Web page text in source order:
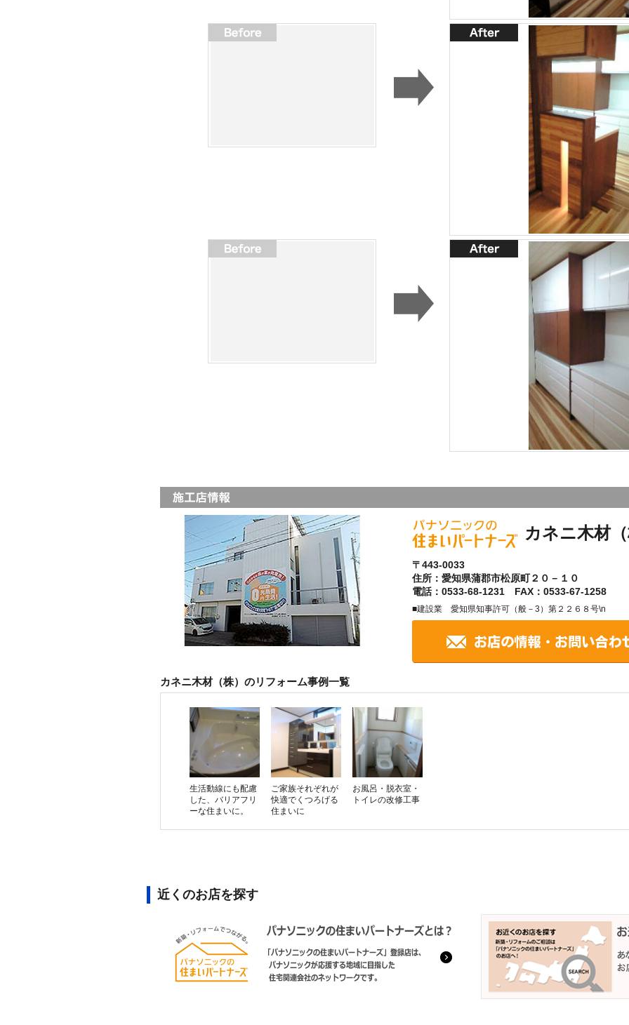
カネニ木材
〒443-0033
住所：愛知県蒲郡市松原町２０－１０
電話：0533-68-1231 FAX：0533-67-1258
■建設業 愛知県知事許可（般－3）第２２６８号\n
カネニ木材（株）のリフォーム事例一覧
生活動線にも配慮
した、バリアフリ
ーな住まいに。
ご家族それぞれが
快適でくつろげる
住まいに
お風呂・脱衣室・
トイレの改修工事
近くのお店を探す